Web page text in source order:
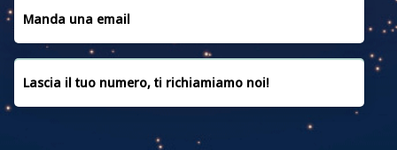
CONVENZIONI
CONTATTACI
PRIVACY POLICY
Manda una email
Lascia il tuo numero, ti richiamiamo noi!